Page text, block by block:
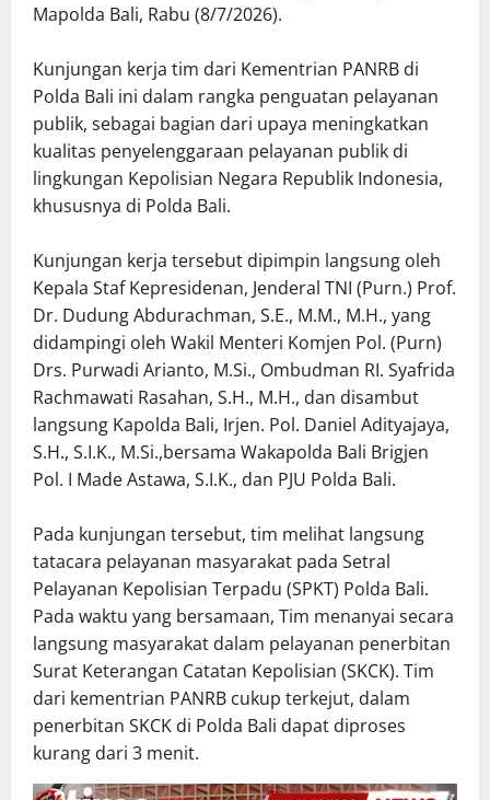
Mapolda Bali, Rabu (8/7/2026).
Kunjungan kerja tim dari Kementrian PANRB di
Polda Bali ini dalam rangka penguatan pelayanan
publik, sebagai bagian dari upaya meningkatkan
kualitas penyelenggaraan pelayanan publik di
lingkungan Kepolisian Negara Republik Indonesia,
khususnya di Polda Bali.
Kunjungan kerja tersebut dipimpin langsung oleh
Kepala Staf Kepresidenan, Jenderal TNI (Purn.) Prof.
Dr. Dudung Abdurachman, S.E., M.M., M.H., yang
didampingi oleh Wakil Menteri Komjen Pol. (Purn)
Drs. Purwadi Arianto, M.Si., Ombudman RI. Syafrida
Rachmawati Rasahan, S.H., M.H., dan disambut
langsung Kapolda Bali, Irjen. Pol. Daniel Adityajaya,
S.H., S.I.K., M.Si.,bersama Wakapolda Bali Brigjen
Pol. I Made Astawa, S.I.K., dan PJU Polda Bali.
Pada kunjungan tersebut, tim melihat langsung
tatacara pelayanan masyarakat pada Setral
Pelayanan Kepolisian Terpadu (SPKT) Polda Bali.
Pada waktu yang bersamaan, Tim menanyai secara
langsung masyarakat dalam pelayanan penerbitan
Surat Keterangan Catatan Kepolisian (SKCK). Tim
dari kementrian PANRB cukup terkejut, dalam
penerbitan SKCK di Polda Bali dapat diproses
kurang dari 3 menit.